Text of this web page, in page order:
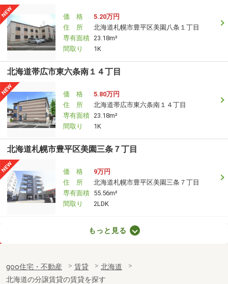
価 格
5.20万円
住 所
北海道札幌市豊平区美園八条１丁目
専有面積 23.18m²
間取り
1K
北海道帯広市東六条南１４丁目
価 格
5.80万円
住 所
北海道帯広市東六条南１４丁目
専有面積 23.18m²
間取り
1K
北海道札幌市豊平区美園三条７丁目
価 格
9万円
住 所
北海道札幌市豊平区美園三条７丁目
専有面積 55.56m²
間取り
2LDK
北海道札幌市中央区南十六条西６
専有面積
44.01m²
間取り
1LDK
もっと見る
goo住宅・不動産 賃貸
北海道
北海道の分譲賃貸の賃貸を探す